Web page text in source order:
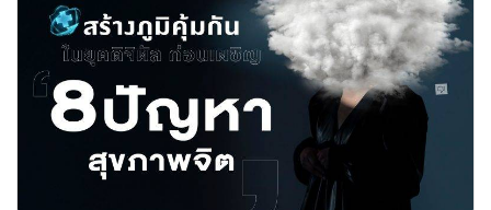
กันบ้างไปดูกันเลย! รู้ทัน โรคอัลไซเมอร์ ก่อนออกกำลังกาย
สมอง ป้องกันภัยที่คุกคามมากกว่าแค่ความจำ โรคอัลไซเมอร์
(Alzheimer’s disease) เป็นโรคที่เกิดจากความเสื่อมสภาพ
ของเซลล์สมองตามวัย และการสะสมของโปรตีน β-amyloid
(Aβ) peptide และ tau (p-tau) จนส่งผลให้เกิดการสูญเสีย
ความทรงจำ การคิด การใช้เหตุผล และการใช้ชีวิตด้านต่าง ๆ
ทั้งนี้ การออกกำลังกายสมองถือเป็นหนึ่งในแนวทางสำคัญที่